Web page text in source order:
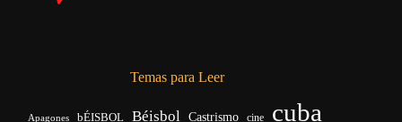
Temas para Leer
Apagones bÉISBOL Béisbol Castrismo cine cuba